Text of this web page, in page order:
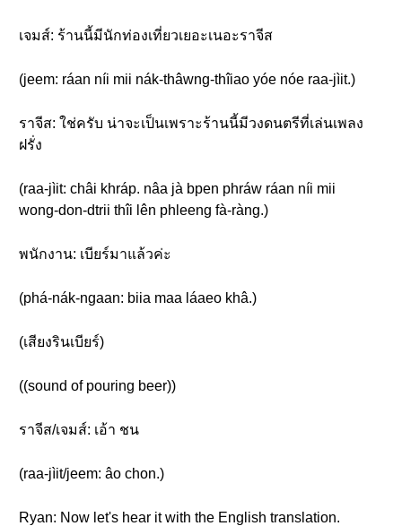
เจมส์: ร้านนี้มีนักท่องเที่ยวเยอะเนอะราจีส
(jeem: ráan níi mii nák-thâwng-thîiao yóe nóe raa-jìit.)
ราจีส: ใช่ครับ น่าจะเป็นเพราะร้านนี้มีวงดนตรีที่เล่นเพลง
ฝรั่ง
(raa-jìit: châi khráp. nâa jà bpen phráw ráan níi mii
wong-don-dtrii thîi lên phleeng fà-ràng.)
พนักงาน: เบียร์มาแล้วค่ะ
(phá-nák-ngaan: biia maa láaeo khâ.)
(เสียงรินเบียร์)
((sound of pouring beer))
ราจีส/เจมส์: เอ้า ชน
(raa-jìit/jeem: âo chon.)
Ryan: Now let's hear it with the English translation.